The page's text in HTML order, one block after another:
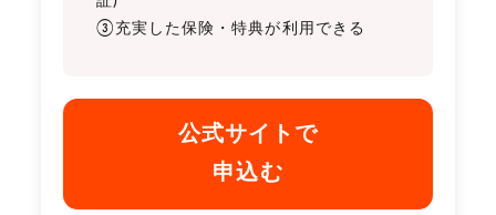
③充実した保険・特典が利用できる
公式サイトで
申込む